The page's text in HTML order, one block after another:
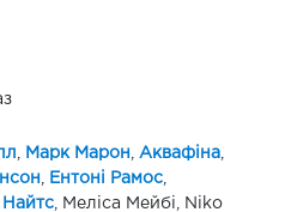
Марк Марон Аквафіна,
Ентоні Рамос,
Найтс, Меліса Мейбі, Niko